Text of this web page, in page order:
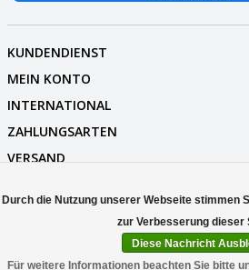
KUNDENDIENST
MEIN KONTO
INTERNATIONAL
ZAHLUNGSARTEN
VERSAND
© Copyright 2026 Stuff
Durch die Nutzung unserer Webseite stimmen
Diese Nachricht
Für weitere Informationen beachten Sie bitte